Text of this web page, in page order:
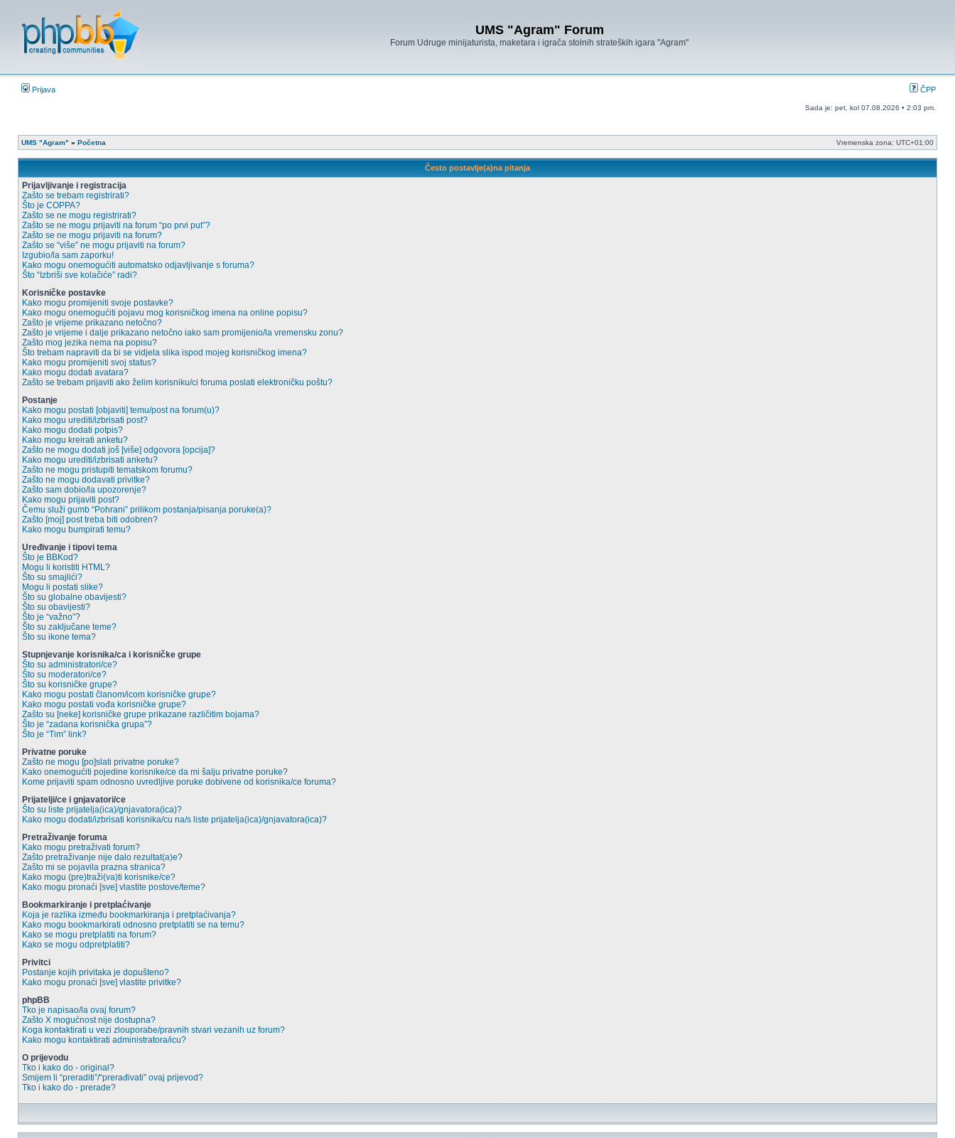
UMS "Agram" Forum
Forum Udruge minijaturista, maketara i igrača stolnih strateških igara "Agram"
Prijava ČPP
Sada je: pet, kol 07.08.2026 • 2:03 pm.
UMS "Agram" » Početna Vremenska zona: UTC+01:00
Često postavlje(a)na pitanja
Prijavljivanje i registracija
Zašto se trebam registrirati?
Što je COPPA?
Zašto se ne mogu registrirati?
Zašto se ne mogu prijaviti na forum “po prvi put”?
Zašto se ne mogu prijaviti na forum?
Zašto se “više” ne mogu prijaviti na forum?
Izgubio/la sam zaporku!
Kako mogu onemogućiti automatsko odjavljivanje s foruma?
Što “Izbriši sve kolačiće” radi?
Korisničke postavke
Kako mogu promijeniti svoje postavke?
Kako mogu onemogućiti pojavu mog korisničkog imena na online popisu?
Zašto je vrijeme prikazano netočno?
Zašto je vrijeme i dalje prikazano netočno iako sam promijenio/la vremensku zonu?
Zašto mog jezika nema na popisu?
Što trebam napraviti da bi se vidjela slika ispod mojeg korisničkog imena?
Kako mogu promijeniti svoj status?
Kako mogu dodati avatara?
Zašto se trebam prijaviti ako želim korisniku/ci foruma poslati elektroničku poštu?
Postanje
Kako mogu postati [objaviti] temu/post na forum(u)?
Kako mogu urediti/izbrisati post?
Kako mogu dodati potpis?
Kako mogu kreirati anketu?
Zašto ne mogu dodati još [više] odgovora [opcija]?
Kako mogu urediti/izbrisati anketu?
Zašto ne mogu pristupiti tematskom forumu?
Zašto ne mogu dodavati privitke?
Zašto sam dobio/la upozorenje?
Kako mogu prijaviti post?
Čemu služi gumb “Pohrani” prilikom postanja/pisanja poruke(a)?
Zašto [moj] post treba biti odobren?
Kako mogu bumpirati temu?
Uređivanje i tipovi tema
Što je BBKod?
Mogu li koristiti HTML?
Što su smajlići?
Mogu li postati slike?
Što su globalne obavijesti?
Što su obavijesti?
Što je “važno”?
Što su zaključane teme?
Što su ikone tema?
Stupnjevanje korisnika/ca i korisničke grupe
Što su administratori/ce?
Što su moderatori/ce?
Što su korisničke grupe?
Kako mogu postati članom/icom korisničke grupe?
Kako mogu postati vođa korisničke grupe?
Zašto su [neke] korisničke grupe prikazane različitim bojama?
Što je “zadana korisnička grupa”?
Što je “Tim” link?
Privatne poruke
Zašto ne mogu [po]slati privatne poruke?
Kako onemogućiti pojedine korisnike/ce da mi šalju privatne poruke?
Kome prijaviti spam odnosno uvredljive poruke dobivene od korisnika/ce foruma?
Prijatelji/ce i gnjavatori/ce
Što su liste prijatelja(ica)/gnjavatora(ica)?
Kako mogu dodati/izbrisati korisnika/cu na/s liste prijatelja(ica)/gnjavatora(ica)?
Pretraživanje foruma
Kako mogu pretraživati forum?
Zašto pretraživanje nije dalo rezultat(a)e?
Zašto mi se pojavila prazna stranica?
Kako mogu (pre)traži(va)ti korisnike/ce?
Kako mogu pronaći [sve] vlastite postove/teme?
Bookmarkiranje i pretplaćivanje
Koja je razlika između bookmarkiranja i pretplaćivanja?
Kako mogu bookmarkirati odnosno pretplatiti se na temu?
Kako se mogu pretplatiti na forum?
Kako se mogu odpretplatiti?
Privitci
Postanje kojih privitaka je dopušteno?
Kako mogu pronaći [sve] vlastite privitke?
phpBB
Tko je napisao/la ovaj forum?
Zašto X mogućnost nije dostupna?
Koga kontaktirati u vezi zlouporabe/pravnih stvari vezanih uz forum?
Kako mogu kontaktirati administratora/icu?
O prijevodu
Tko i kako do - original?
Smijem li “preraditi”/“prerađivati” ovaj prijevod?
Tko i kako do - prerade?